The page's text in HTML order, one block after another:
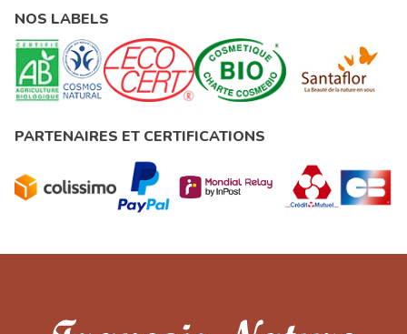
NOS LABELS
PARTENAIRES ET CERTIFICATIONS